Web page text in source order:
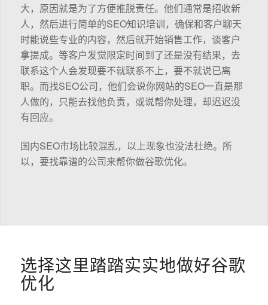
大，原因就是为了方便推脱责任。他们通常是招收新
人，然后进行简单的SEO知识培训，确保和客户聊天
时能说些专业的内容，然后就开始销售工作，谈客户
拿提成。等客户发觉限定时间到了还是没有结果，去
联系这个人会发现要不就联系不上，要不就说已离
职。而找SEO公司，他们会说你网站的SEO一直是那
人做的，只能去找他负责，或说帮你处理，却迟迟没
有回应。
国内SEO市场比较混乱，以上现象也没法杜绝。所
以，要找靠谱的公司来帮你做谷歌优化。
选择这里踏踏实实地做好谷歌
优化